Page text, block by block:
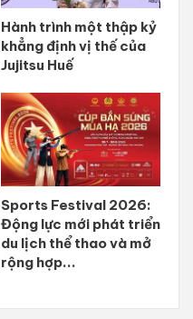
Hành trình một thập kỷ
khẳng định vị thế của
Jujitsu Huế
Sports Festival 2026:
Động lực mới phát triển
du lịch thể thao và mở
rộng hợp...